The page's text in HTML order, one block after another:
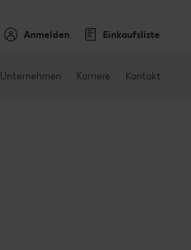
Anmelden Einkaufsliste
Unternehmen Karriere Kontakt